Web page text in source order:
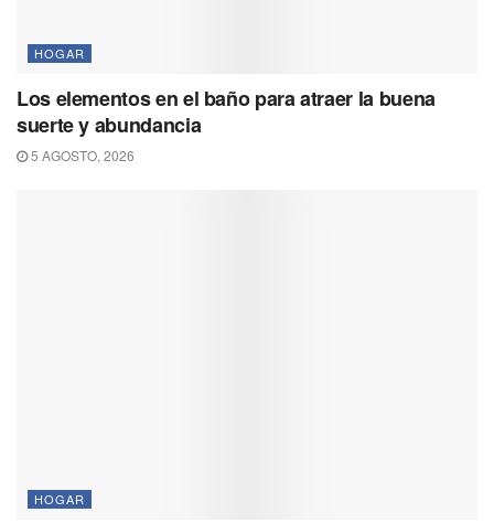
HOGAR
Los elementos en el baño para atraer la buena
suerte y abundancia
5 AGOSTO, 2026
HOGAR